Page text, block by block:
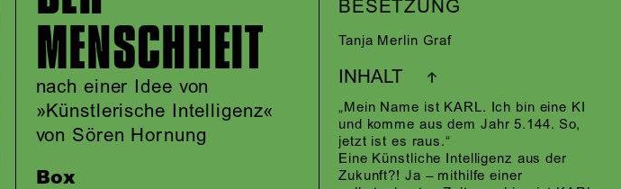
MENSCHHEIT
nach einer Idee von
»Künstlerische Intelligenz«
von Sören Hornung
Box
BESETZUNG
Tanja Merlin Graf
INHALT
„Mein Name ist KARL. Ich bin eine KI
und komme aus dem Jahr 5.144. So,
jetzt ist es raus.“
Eine Künstliche Intelligenz aus der
Zukunft?! Ja – mithilfe einer